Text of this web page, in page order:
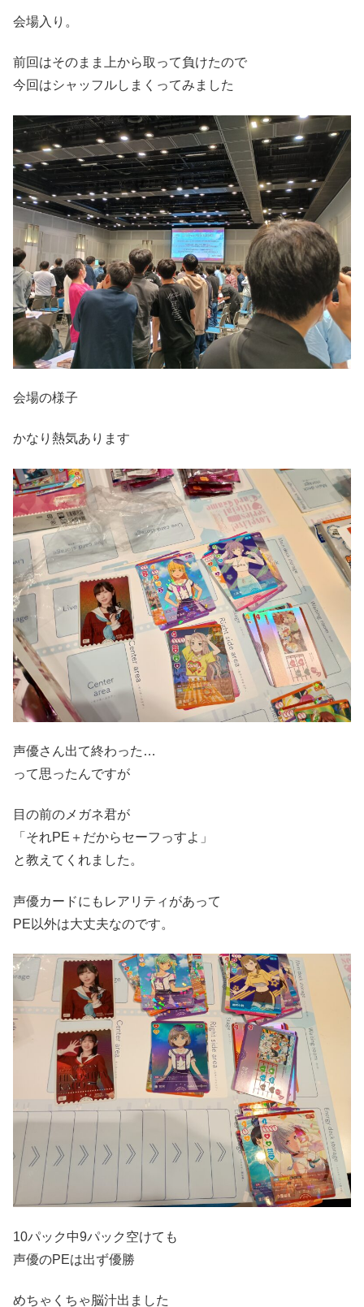
会場入り。
前回はそのまま上から取って負けたので
今回はシャッフルしまくってみました
会場の様子
かなり熱気あります
声優さん出て終わった…
って思ったんですが
目の前のメガネ君が
「それPE＋だからセーフっすよ」
と教えてくれました。
声優カードにもレアリティがあって
PE以外は大丈夫なのです。
10パック中9パック空けても
声優のPEは出ず優勝
めちゃくちゃ脳汁出ました